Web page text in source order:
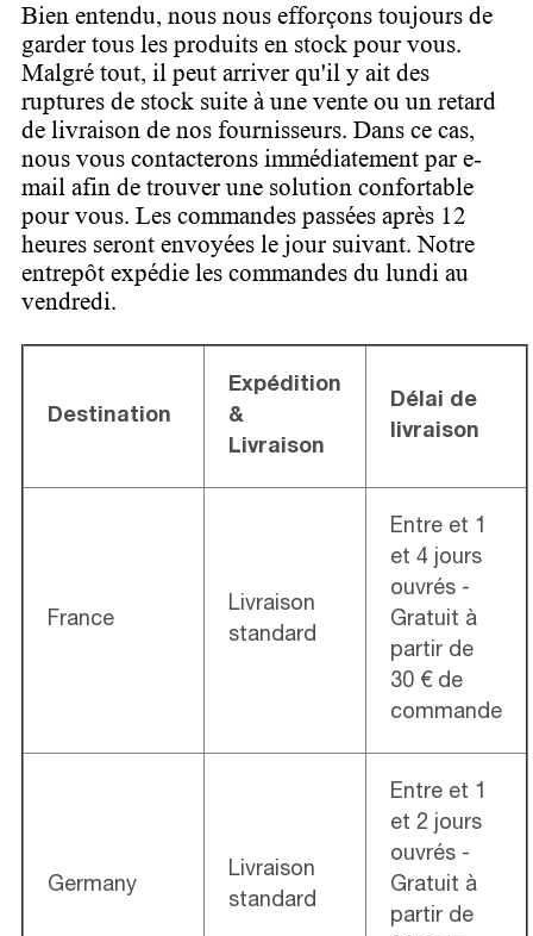
Bien entendu, nous nous efforçons toujours de
garder tous les produits en stock pour vous.
Malgré tout, il peut arriver qu'il y ait des
ruptures de stock suite à une vente ou un retard
de livraison de nos fournisseurs. Dans ce cas,
nous vous contacterons immédiatement par e-
mail afin de trouver une solution confortable
pour vous. Les commandes passées après 12
heures seront envoyées le jour suivant. Notre
entrepôt expédie les commandes du lundi au
vendredi.
Destination
Expédition
&
Livraison
Délai de
livraison
France
Livraison
standard
Entre et 1
et 4 jours
ouvrés -
Gratuit à
partir de
30 € de
commande
Germany
Livraison
standard
Entre et 1
et 2 jours
ouvrés -
Gratuit à
partir de